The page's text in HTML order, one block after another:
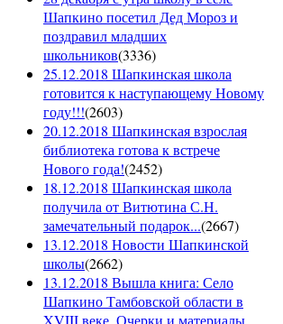
Шапкино посетил Дед Мороз и
поздравил младших
школьников(3336)
25.12.2018 Шапкинская школа
готовится к наступающему Новому
году!!!(2603)
20.12.2018 Шапкинская взрослая
библиотека готова к встрече
Нового года!(2452)
18.12.2018 Шапкинская школа
получила от Витютина С.Н.
замечательный подарок...(2667)
13.12.2018 Новости Шапкинской
школы(2662)
13.12.2018 Вышла книга: Село
Шапкино Тамбовской области в
XVIII веке. Очерки и материалы.